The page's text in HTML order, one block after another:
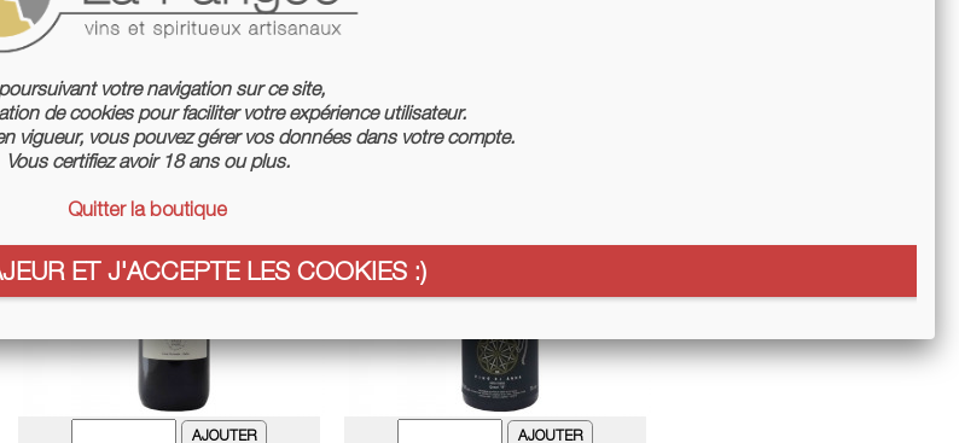
votre navigation sur ce site,
de cookies pour faciliter votre expérience utilisateur.
vigueur, vous pouvez gérer vos données dans votre compte.
Vous certifiez avoir 18 ans ou plus.
Quitter la boutique
ET J'ACCEPTE LES COOKIES :)